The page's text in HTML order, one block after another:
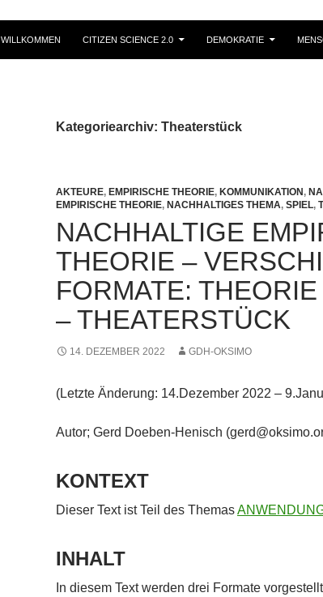
WILLKOMMEN CITIZEN SCIENCE 2.0 DEMOKRATIE
Kategoriearchiv: Theaterstück
AKTEURE, EMPIRISCHE THEORIE, KOMMUNIKATION,
EMPIRISCHE THEORIE, NACHHALTIGES THEMA, SPIEL,
NACHHALTIGE
THEORIE –
FORMATE:
– THEATERSTÜCK
14. DEZEMBER 2022 GDH-OKSIMO
(Letzte Änderung: 14.Dezember 2022 –
Autor; Gerd Doeben-Henisch
KONTEXT
Dieser Text ist Teil des Themas
INHALT
In diesem Text werden drei Formate